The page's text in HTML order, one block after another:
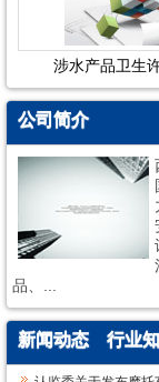
涉水产品卫生
公司简介
品、...
新闻动态 行业